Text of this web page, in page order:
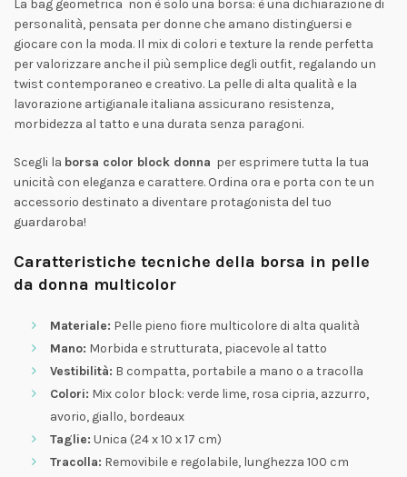
La bag geometrica non è solo una borsa: è una dichiarazione di
personalità, pensata per donne che amano distinguersi e
giocare con la moda. Il mix di colori e texture la rende perfetta
per valorizzare anche il più semplice degli outfit, regalando un
twist contemporaneo e creativo. La pelle di alta qualità e la
lavorazione artigianale italiana assicurano resistenza,
morbidezza al tatto e una durata senza paragoni.
Scegli la borsa color block donna per esprimere tutta la tua
unicità con eleganza e carattere. Ordina ora e porta con te un
accessorio destinato a diventare protagonista del tuo
guardaroba!
Caratteristiche tecniche della borsa in pelle
da donna multicolor
Materiale: Pelle pieno fiore multicolore di alta qualità
Mano: Morbida e strutturata, piacevole al tatto
Vestibilità: B compatta, portabile a mano o a tracolla
Colori: Mix color block: verde lime, rosa cipria, azzurro,
avorio, giallo, bordeaux
Taglie: Unica (24 x 10 x 17 cm)
Tracolla: Removibile e regolabile, lunghezza 100 cm